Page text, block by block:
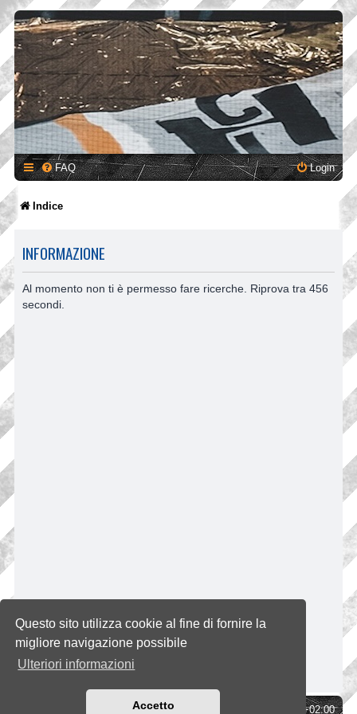
Questo sito utilizza cookie al fine di fornire la
migliore navigazione possibile
Ulteriori informazioni
Accetto
FAQ Login
Indice
INFORMAZIONE
Al momento non ti è permesso fare ricerche. Riprova tra 456
secondi.
UTC+02:00